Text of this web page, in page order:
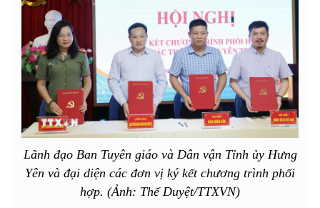
Lãnh đạo Ban Tuyên giáo và Dân vận Tỉnh ủy Hưng
Yên và đại diện các đơn vị ký kết chương trình phối
hợp. (Ảnh: Thế Duyệt/TTXVN)